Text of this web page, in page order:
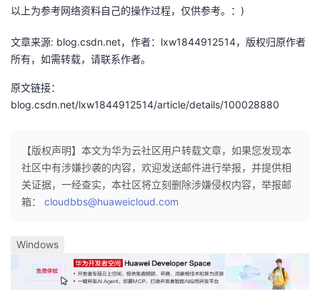
以上为参考网络资料自己的操作过程，仅供参考。：)
文章来源: blog.csdn.net，作者：lxw1844912514，版权归原作者
所有，如需转载，请联系作者。
原文链接：
blog.csdn.net/lxw1844912514/article/details/100028880
【版权声明】本文为华为云社区用户转载文章，如果您发现本
社区中有涉嫌抄袭的内容，欢迎发送邮件进行举报，并提供相
关证据，一经查实，本社区将立刻删除涉嫌侵权内容，举报邮
箱： cloudbbs@huaweicloud.com
Windows